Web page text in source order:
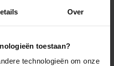
Over
toestaan?
technologieën om onze